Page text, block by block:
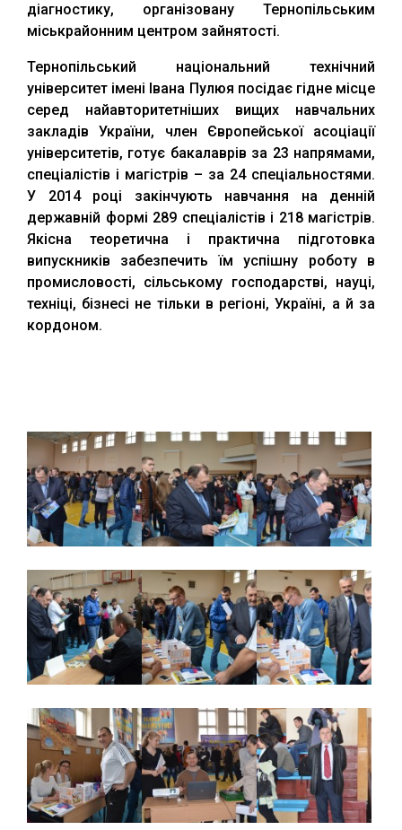
діагностику, організовану Тернопільським
міськрайонним центром зайнятості.
Тернопільський національний технічний
університет імені Івана Пулюя посідає гідне місце
серед найавторитетніших вищих навчальних
закладів України, член Європейської асоціації
університетів, готує бакалаврів за 23 напрямами,
спеціалістів і магістрів – за 24 спеціальностями.
У 2014 році закінчують навчання на денній
державній формі 289 спеціалістів і 218 магістрів.
Якісна теоретична і практична підготовка
випускників забезпечить їм успішну роботу в
промисловості, сільському господарстві, науці,
техніці, бізнесі не тільки в регіоні, Україні, а й за
кордоном.